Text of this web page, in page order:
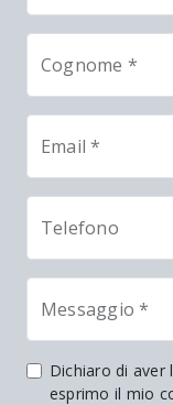
Cognome *
Email *
Telefono
Messaggio *
Dichiaro di aver
esprimo il mio